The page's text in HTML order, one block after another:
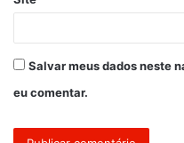
Salvar meus dados neste
eu comentar.